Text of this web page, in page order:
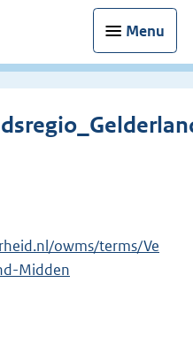
Menu
owms/terms/Ve
Midden